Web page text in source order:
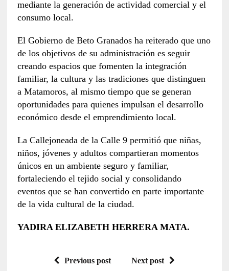
mediante la generación de actividad comercial y el
consumo local.
El Gobierno de Beto Granados ha reiterado que uno
de los objetivos de su administración es seguir
creando espacios que fomenten la integración
familiar, la cultura y las tradiciones que distinguen
a Matamoros, al mismo tiempo que se generan
oportunidades para quienes impulsan el desarrollo
económico desde el emprendimiento local.
La Callejoneada de la Calle 9 permitió que niñas,
niños, jóvenes y adultos compartieran momentos
únicos en un ambiente seguro y familiar,
fortaleciendo el tejido social y consolidando
eventos que se han convertido en parte importante
de la vida cultural de la ciudad.
YADIRA ELIZABETH HERRERA MATA.
Previous post Next post